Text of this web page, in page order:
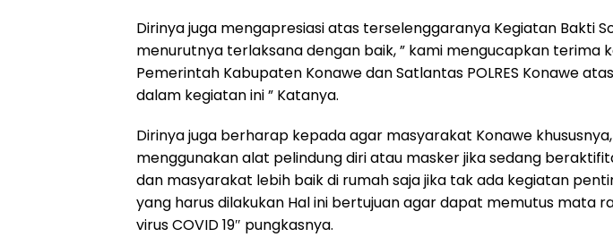
Dirinya juga mengapresiasi atas terselenggaranya Kegiatan Bakti
menurutnya terlaksana dengan baik, ” kami mengucapkan terima
Pemerintah Kabupaten Konawe dan Satlantas POLRES Konawe
dalam kegiatan ini ” Katanya.
Dirinya juga berharap kepada agar masyarakat Konawe
menggunakan alat pelindung diri atau masker jika sedang
dan masyarakat lebih baik di rumah saja jika tak ada kegiatan
yang harus dilakukan Hal ini bertujuan agar dapat memutus mata
virus COVID 19″ pungkasnya.